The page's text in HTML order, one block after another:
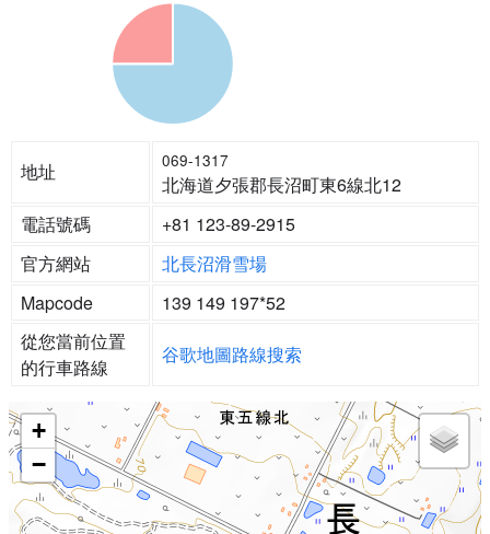
地址 069-1317
北海道夕張郡長沼町東6線北12
電話號碼
+81 123-89-2915
官方網站
北長沼滑雪場
Mapcode
139 149 197*52
從您當前位置
的行車路線
谷歌地圖路線搜索
+
−